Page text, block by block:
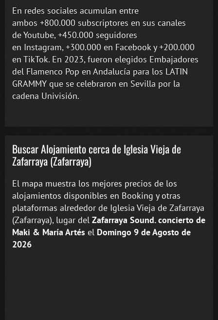
En redes sociales acumulan entre
ambos +800.000 subscriptores en sus canales
de Youtube, +450.000 seguidores
en Instagram, +300.000 en Facebook y +200.000
en TikTok. En 2023, fueron elegidos Embajadores
del Flamenco Pop en Andalucía para los LATIN
GRAMMY que se celebraron en Sevilla por la
cadena Univisión.
Buscar Alojamiento cerca de Iglesia Vieja de
Zafarraya (Zafarraya)
El mapa muestra los mejores precios de los
alojamientos disponibles en Booking y otras
plataformas alrededor de Iglesia Vieja de Zafarraya
(Zafarraya), lugar del Zafarraya Sound. concierto de
Maki & María Artés el Domingo 9 de Agosto de
2026